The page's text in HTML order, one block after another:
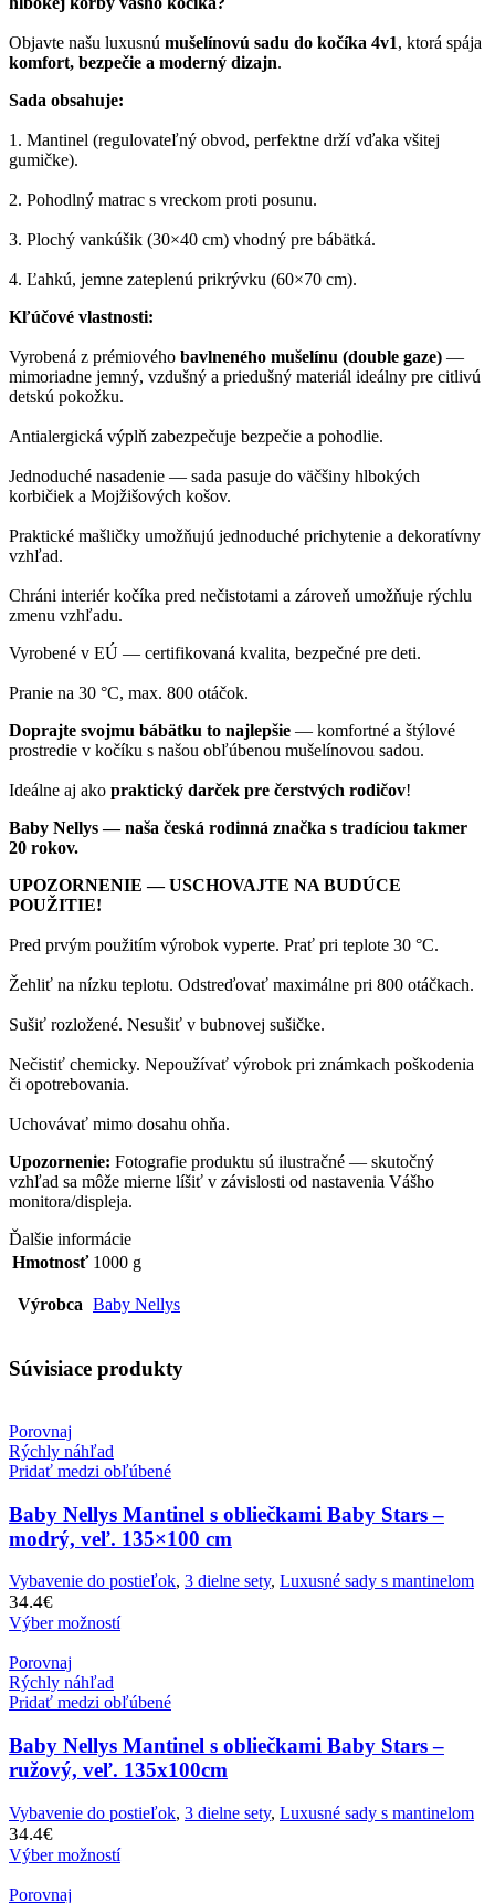
Objavte našu luxusnú mušelínovú sadu do kočíka 4v1, ktorá spája
komfort, bezpečie a moderný dizajn.
Sada obsahuje:
1. Mantinel (regulovateľný obvod, perfektne drží vďaka všitej
gumičke).
2. Pohodlný matrac s vreckom proti posunu.
3. Plochý vankúšik (30×40 cm) vhodný pre bábätká.
4. Ľahkú, jemne zateplenú prikrývku (60×70 cm).
Kľúčové vlastnosti:
Vyrobená z prémiového bavlneného mušelínu (double gaze) —
mimoriadne jemný, vzdušný a priedušný materiál ideálny pre citlivú
detskú pokožku.
Antialergická výplň zabezpečuje bezpečie a pohodlie.
Jednoduché nasadenie — sada pasuje do väčšiny hlbokých
korbičiek a Mojžišových košov.
Praktické mašličky umožňujú jednoduché prichytenie a dekoratívny
vzhľad.
Chráni interiér kočíka pred nečistotami a zároveň umožňuje rýchlu
zmenu vzhľadu.
Vyrobené v EÚ — certifikovaná kvalita, bezpečné pre deti.
Pranie na 30 °C, max. 800 otáčok.
Doprajte svojmu bábätku to najlepšie — komfortné a štýlové
prostredie v kočíku s našou obľúbenou mušelínovou sadou.
Ideálne aj ako praktický darček pre čerstvých rodičov!
Baby Nellys — naša česká rodinná značka s tradíciou takmer
20 rokov.
UPOZORNENIE — USCHOVAJTE NA BUDÚCE
POUŽITIE!
Pred prvým použitím výrobok vyperte. Prať pri teplote 30 °C.
Žehliť na nízku teplotu. Odstreďovať maximálne pri 800 otáčkach.
Sušiť rozložené. Nesušiť v bubnovej sušičke.
Nečistiť chemicky. Nepoužívať výrobok pri známkach poškodenia
či opotrebovania.
Uchovávať mimo dosahu ohňa.
Upozornenie: Fotografie produktu sú ilustračné — skutočný
vzhľad sa môže mierne líšiť v závislosti od nastavenia Vášho
monitora/displeja.
Ďalšie informácie
Hmotnosť 1000 g
Výrobca Baby Nellys
Súvisiace produkty
Porovnaj
Rýchly náhľad
Pridať medzi obľúbené
Baby Nellys Mantinel s obliečkami Baby Stars –
modrý, veľ. 135×100 cm
Vybavenie do postieľok, 3 dielne sety, Luxusné sady s mantinelom
34.4€
Výber možností
Porovnaj
Rýchly náhľad
Pridať medzi obľúbené
Baby Nellys Mantinel s obliečkami Baby Stars –
ružový, veľ. 135x100cm
Vybavenie do postieľok, 3 dielne sety, Luxusné sady s mantinelom
34.4€
Výber možností
Porovnaj